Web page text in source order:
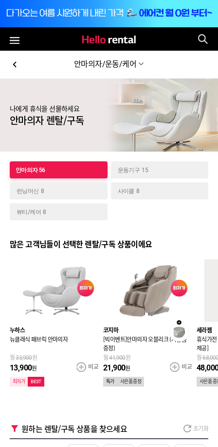
안마의자/운동/케어
나에게 휴식을 선물하세요
안마의자 렌탈/구독
안마의자56 운동기구 15
런닝머신 8 사이클 8
뷰티/케어 8
많은 고객님들이 선택한 렌탈/구독 상품이에요
누하스
뉴클래식 패브릭 안마의자
월33,900원
13,900원
최저가 BEST
비교
코지마
[빅이벤트]안마의자 오블리크 (사은품
증정)
월41,900원
21,900원
특가 사은품 증정
비교
세라젬
휴식가
제공]
월
사은품 증
원하는 렌탈/구독 상품을 찾으세요 초기화